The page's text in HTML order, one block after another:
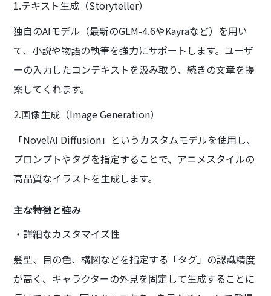
1.テキスト生成（Storyteller）
独自のAIモデル（最新のGLM-4.6やKayraなど）を用い
て、小説や物語の執筆を強力にサポートします。ユーザ
ーの入力したコンテキストを汲み取り、続きの文章を提
案してくれます。
2.画像生成（Image Generation）
「NovelAI Diffusion」というカスタムモデルを使用し、
プロンプトやタグを指定することで、アニメスタイルの
高品質なイラストを生成します。
主な特徴と強み
・詳細なカスタマイズ性
髪型、目の色、構図などを指定する「タグ」の認識精度
が高く、キャラクターの外見を固定して生成することに